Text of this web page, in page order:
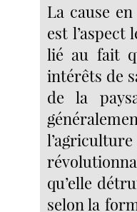
La cause
est
lié au fait
intérêts de
de la
qu’elle
selon la